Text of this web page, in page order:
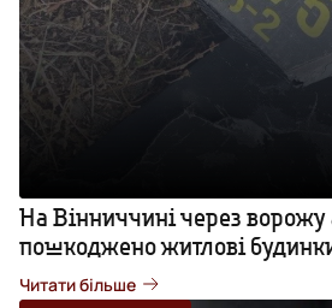
На Вінниччині через ворожу
пошкоджено житлові
Читати більше